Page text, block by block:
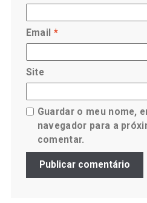
Email *
Site
Guardar o meu nome,
navegador para a
comentar.